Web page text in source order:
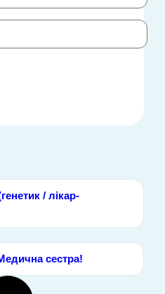
/ лікар-
сестра!